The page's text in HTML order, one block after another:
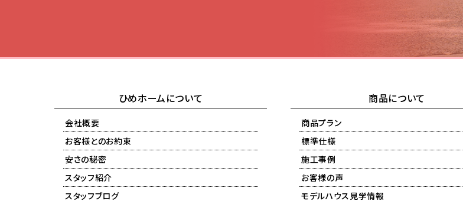
ひめホームについて
会社概要
お客様とのお約束
安さの秘密
スタッフ紹介
スタッフブログ
商品について
商品プラン
標準仕様
施工事例
お客様の声
モデルハウス見学情報